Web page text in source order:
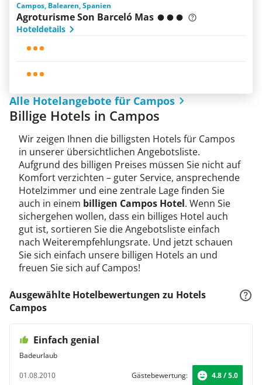
Campos, Balearen, Spanien
Agroturisme Son Barceló Mas
Hoteldetails
Alle Hotelangebote für Campos
Billige Hotels in Campos
Wir zeigen Ihnen die billigsten Hotels für Campos
in unserer übersichtlichen Angebotsliste.
Aufgrund des billigen Preises müssen Sie nicht auf
Komfort verzichten – guter Service, ansprechende
Hotelzimmer und eine zentrale Lage finden Sie
auch in einem billigen Campos Hotel. Wenn Sie
sichergehen wollen, dass ein billiges Hotel auch
gut ist, sortieren Sie die Angebotsliste einfach
nach Weiterempfehlungsrate. Und jetzt schauen
Sie sich einfach unsere billigen Hotels an und
freuen Sie sich auf Campos!
Ausgewählte Hotelbewertungen zu Hotels
Campos
Einfach genial
Badeurlaub
01.08.2010
Gästebewertung: 4.8 / 5.0